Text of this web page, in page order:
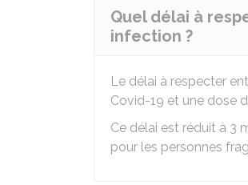
Quel délai à
infection ?
Le délai à respecter
Covid-19 et une dose
Ce délai est réduit à 3
pour les personnes